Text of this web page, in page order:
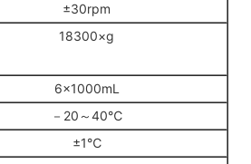
±30rpm
18300×g
6×1000mL
－20～40℃
±1℃